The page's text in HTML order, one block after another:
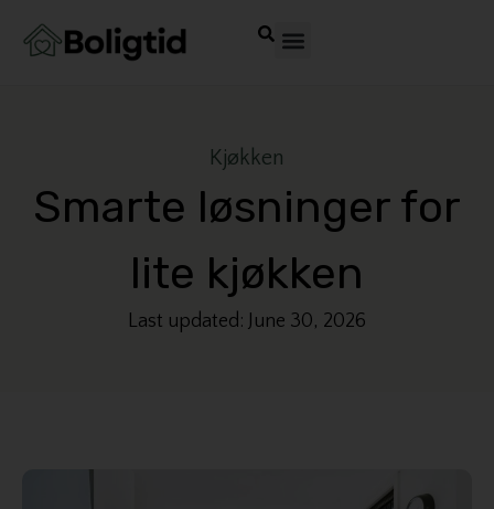
Kjøkken
Smarte løsninger for
lite kjøkken
Last updated: June 30, 2026